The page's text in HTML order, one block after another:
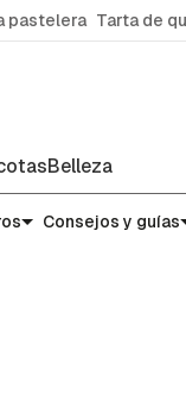
pastelera Tarta de
Belleza
Consejos y guías